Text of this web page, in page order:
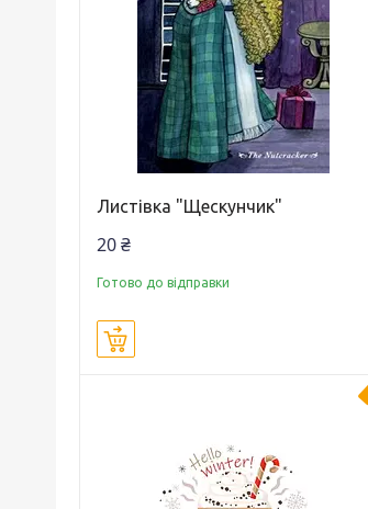
Листівка "Щескунчик"
20 ₴
Готово до відправки